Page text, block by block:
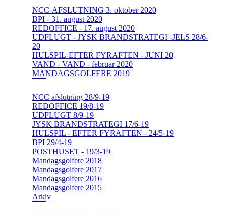
NCC-AFSLUTNING 3. oktober 2020
BPI - 31. august 2020
REDOFFICE - 17. august 2020
UDFLUGT - JYSK BRANDSTRATEGI -JELS 28/6-
20
HULSPIL-EFTER FYRAFTEN - JUNI 20
VAND - VAND - februar 2020
MANDAGSGOLFERE 2019
NCC afslutning 28/9-19
REDOFFICE 19/8-19
UDFLUGT 8/9-19
JYSK BRANDSTRATEGI 17/6-19
HULSPIL - EFTER FYRAFTEN - 24/5-19
BPI 29/4-19
POSTHUSET - 19/3-19
Mandagsgolfere 2018
Mandagsgolfere 2017
Mandagsgolfere 2016
Mandagsgolfere 2015
Arkiv